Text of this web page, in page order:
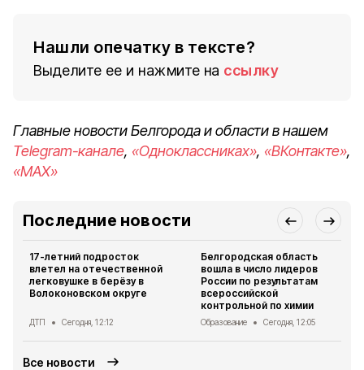
Нашли опечатку в тексте?
Выделите ее и нажмите на ссылку
Главные новости Белгорода и области в нашем
Telegram-канале, «Одноклассниках», «ВКонтакте»,
«MAX»
Последние новости
17-летний подросток
влетел на отечественной
легковушке в берёзу в
Волоконовском округе
ДТП Сегодня, 12:12
Белгородская область
вошла в число лидеров
России по результатам
всероссийской
контрольной по химии
Образование Сегодня, 12:05
Все новости